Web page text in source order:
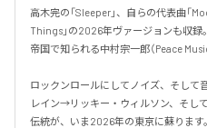
高木完の「Sleeper」、自らの代表曲「
Things」の2026年ヴァージョンも収
帝国で知られる中村宗一郎（Peace Music
ロックンロールにしてノイズ、そし
レイン→リッキー・ウィルソン、そし
伝統が、いま2026年の東京に蘇ります。